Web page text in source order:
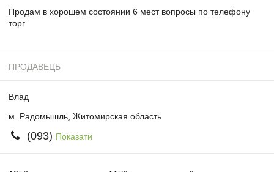
Продам в хорошем состоянии 6 мест вопросы по телефону
торг
ПРОДАВЕЦЬ
Влад
м. Радомышль, Житомирская область
(093) Показати